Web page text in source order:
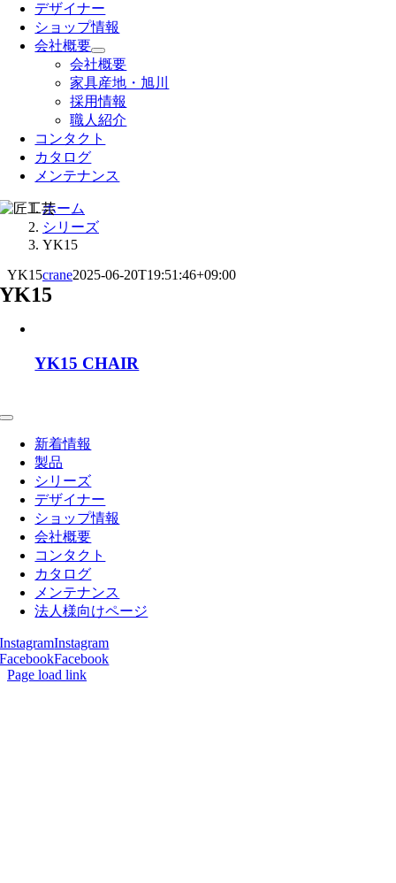
デザイナー
ショップ情報
会社概要
会社概要
家具産地・旭川
採用情報
職人紹介
コンタクト
カタログ
メンテナンス
ホーム
シリーズ
YK15
YK15crane2025-06-20T19:51:46+09:00
YK15
YK15 CHAIR
Toggle
Navigation新着情報
製品
シリーズ
デザイナー
ショップ情報
会社概要
コンタクト
カタログ
メンテナンス
法人様向けページ
InstagramInstagram
FacebookFacebook
Page load link